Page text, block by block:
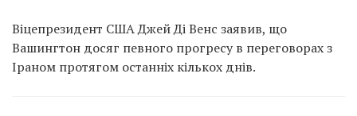
Віцепрезидент США Джей Ді Венс заявив, що
Вашингтон досяг певного прогресу в переговорах з
Іраном протягом останніх кількох днів.